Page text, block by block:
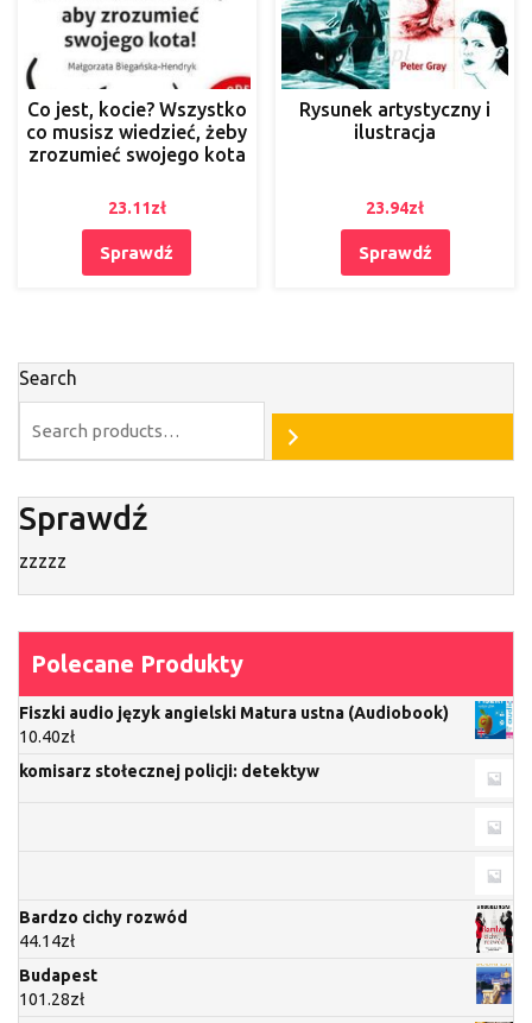
Co jest, kocie? Wszystko
co musisz wiedzieć, żeby
zrozumieć swojego kota
23.11zł
Sprawdź
Rysunek artystyczny i
ilustracja
23.94zł
Sprawdź
Search
Sprawdź
zzzzz
Polecane Produkty
Fiszki audio język angielski Matura ustna (Audiobook)
10.40zł
komisarz stołecznej policji: detektyw
Bardzo cichy rozwód
44.14zł
Budapest
101.28zł